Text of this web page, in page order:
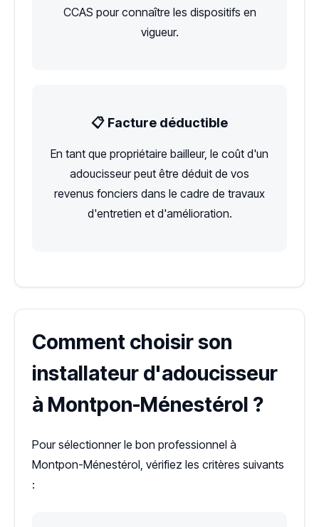
CCAS pour connaître les dispositifs en
vigueur.
📋 Facture déductible
En tant que propriétaire bailleur, le coût d'un
adoucisseur peut être déduit de vos
revenus fonciers dans le cadre de travaux
d'entretien et d'amélioration.
Comment choisir son
installateur d'adoucisseur
à Montpon-Ménestérol ?
Pour sélectionner le bon professionnel à
Montpon-Ménestérol, vérifiez les critères suivants
: